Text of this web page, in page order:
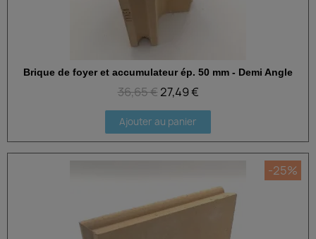
Aperçu rapide
Brique de foyer et accumulateur ép. 50 mm - Demi Angle
36,65 € 27,49 €
Ajouter au panier
-25%